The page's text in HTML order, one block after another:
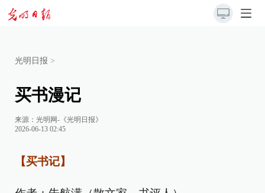
光明日报 >
买书漫记
来源： 光明网-《光明日报》
2026-06-13 02:45
【买书记】